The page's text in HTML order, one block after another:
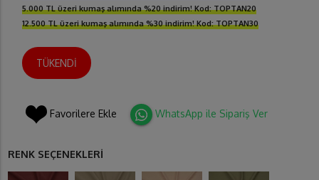
5.000 TL üzeri kumaş alımında %20 indirim! Kod: TOPTAN20
12.500 TL üzeri kumaş alımında %30 indirim! Kod: TOPTAN30
TÜKENDİ
Favorilere Ekle WhatsApp ile Sipariş Ver
RENK SEÇENEKLERİ